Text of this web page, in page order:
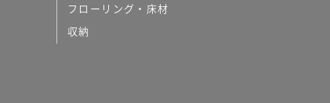
フローリング・床材
収納